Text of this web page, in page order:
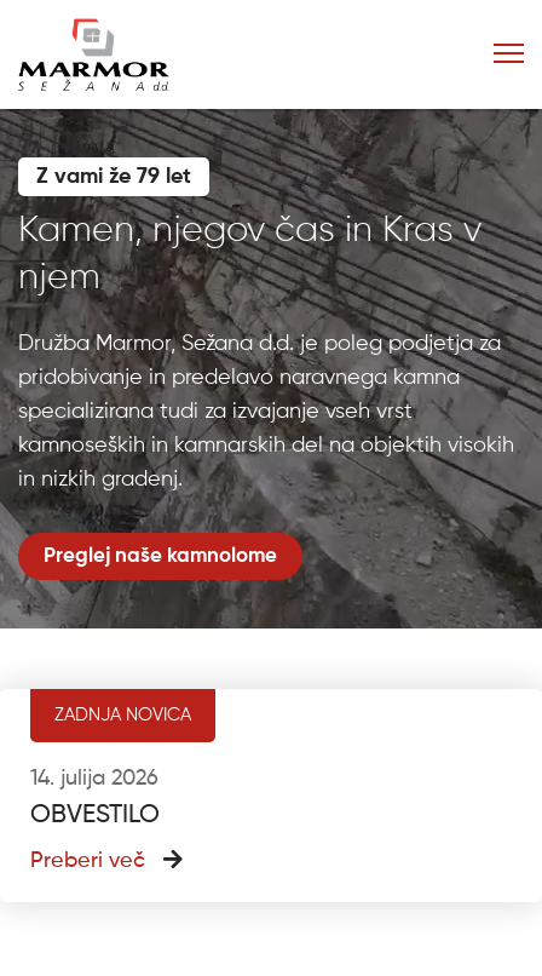
Z vami že 79 let
Kamen, njegov čas in Kras v
njem
Družba Marmor, Sežana d.d. je poleg podjetja za
pridobivanje in predelavo naravnega kamna
specializirana tudi za izvajanje vseh vrst
kamnoseških in kamnarskih del na objektih visokih
in nizkih gradenj.
Preglej naše kamnolome
ZADNJA NOVICA
14. julija 2026
OBVESTILO
Preberi več